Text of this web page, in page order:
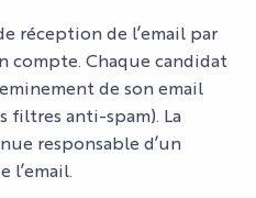
réception de l’email par
compte. Chaque candidat
de son email
filtres anti-spam). La
responsable d’un
l’email.